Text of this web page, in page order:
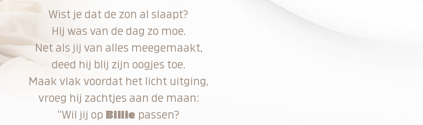
Wist je dat de zon al slaapt?
Hij was van de dag zo moe.
Net als jij van alles meegemaakt,
deed hij blij zijn oogjes toe.
Maak vlak voordat het licht uitging,
vroeg hij zachtjes aan de maan:
“Wil jij op Billie passen?